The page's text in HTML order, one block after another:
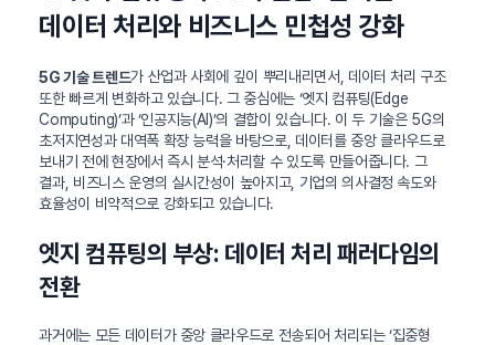
데이터 처리와 비즈니스 민첩성 강화
5G 기술 트렌드가 산업과 사회에 깊이 뿌리내리면서, 데이터 처리 구조
또한 빠르게 변화하고 있습니다. 그 중심에는 ‘엣지 컴퓨팅(Edge
Computing)’과 ‘인공지능(AI)’의 결합이 있습니다. 이 두 기술은 5G의
초저지연성과 대역폭 확장 능력을 바탕으로, 데이터를 중앙 클라우드로
보내기 전에 현장에서 즉시 분석·처리할 수 있도록 만들어줍니다. 그
결과, 비즈니스 운영의 실시간성이 높아지고, 기업의 의사결정 속도와
효율성이 비약적으로 강화되고 있습니다.
엣지 컴퓨팅의 부상: 데이터 처리 패러다임의
전환
과거에는 모든 데이터가 중앙 클라우드로 전송되어 처리되는 ‘집중형